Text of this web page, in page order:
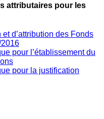
attributaires pour les
d’attribution des Fonds
pour l’établissement du
pour la justification